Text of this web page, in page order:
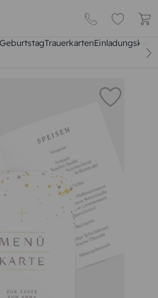
GeburtstagTrauerkarten